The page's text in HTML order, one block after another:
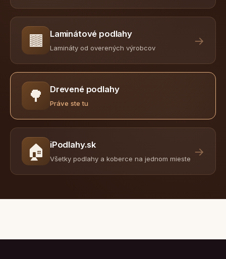
🟫 Laminátové podlahy
Lamináty od overených výrobcov
→
🌳 Drevené podlahy
Práve ste tu
🏠 iPodlahy.sk
Všetky podlahy a koberce na jednom mieste
→